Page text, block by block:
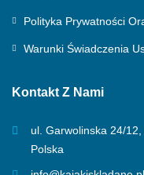
Polityka Prywatności
Warunki Świadczenia
Kontakt Z Nami
ul. Garwolinska 24/
Polska